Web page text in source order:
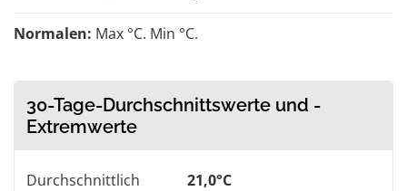
Normalen: Max °C. Min °C.
30-Tage-Durchschnittswerte und -
Extremwerte
Durchschnittlich
21,0°C